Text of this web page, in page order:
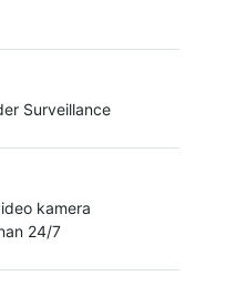
Surveillance
kamera
24/7